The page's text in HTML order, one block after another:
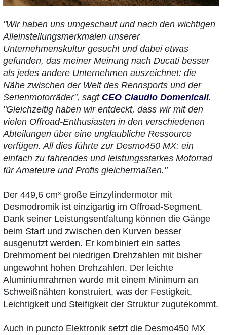
"Wir haben uns umgeschaut und nach den wichtigen
Alleinstellungsmerkmalen unserer
Unternehmenskultur gesucht und dabei etwas
gefunden, das meiner Meinung nach Ducati besser
als jedes andere Unternehmen auszeichnet: die
Nähe zwischen der Welt des Rennsports und der
Serienmotorräder", sagt CEO Claudio Domenicali.
"Gleichzeitig haben wir entdeckt, dass wir mit den
vielen Offroad-Enthusiasten in den verschiedenen
Abteilungen über eine unglaubliche Ressource
verfügen. All dies führte zur Desmo450 MX: ein
einfach zu fahrendes und leistungsstarkes Motorrad
für Amateure und Profis gleichermaßen."
Der 449,6 cm³ große Einzylindermotor mit
Desmodromik ist einzigartig im Offroad-Segment.
Dank seiner Leistungsentfaltung können die Gänge
beim Start und zwischen den Kurven besser
ausgenutzt werden. Er kombiniert ein sattes
Drehmoment bei niedrigen Drehzahlen mit bisher
ungewohnt hohen Drehzahlen. Der leichte
Aluminiumrahmen wurde mit einem Minimum an
Schweißnähten konstruiert, was der Festigkeit,
Leichtigkeit und Steifigkeit der Struktur zugutekommt.
Auch in puncto Elektronik setzt die Desmo450 MX